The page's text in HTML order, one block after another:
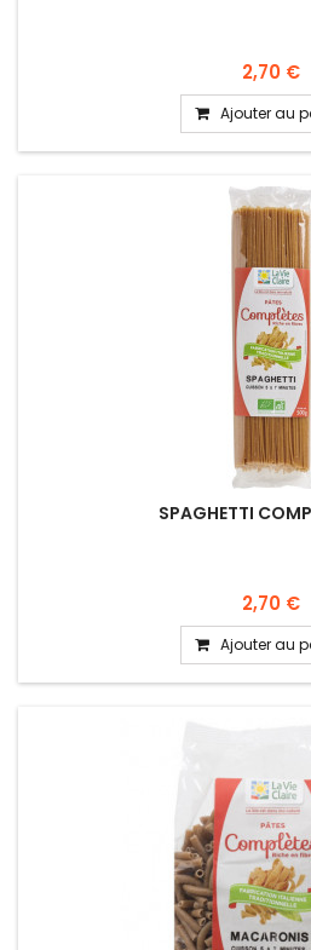
2,70 €
Ajouter au
SPAGHETTI
2,70 €
Ajouter au